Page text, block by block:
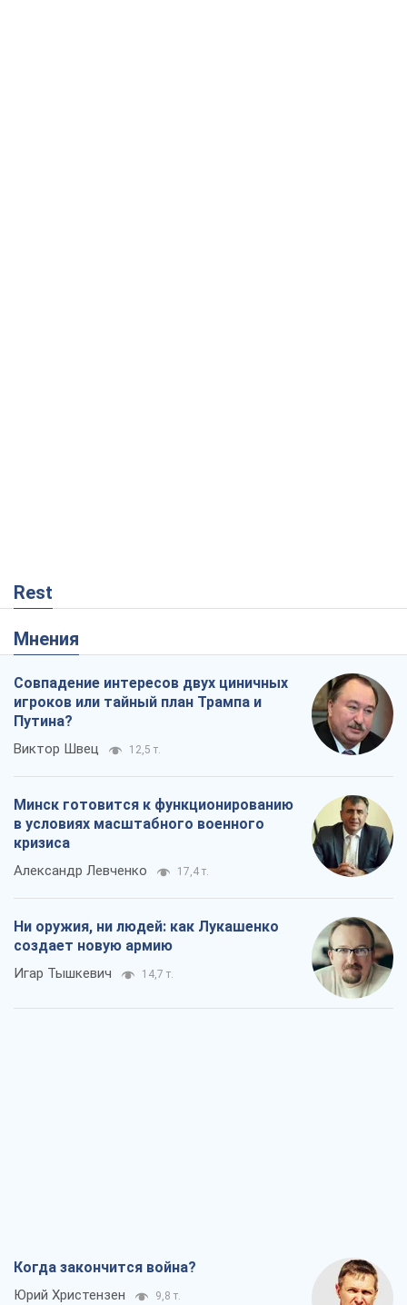
Rest
Мнения
Совпадение интересов двух циничных
игроков или тайный план Трампа и
Путина?
Виктор Швец 12,5 т.
Минск готовится к функционированию
в условиях масштабного военного
кризиса
Александр Левченко 17,4 т.
Ни оружия, ни людей: как Лукашенко
создает новую армию
Игар Тышкевич 14,7 т.
Когда закончится война?
Юрий Христензен 9,8 т.